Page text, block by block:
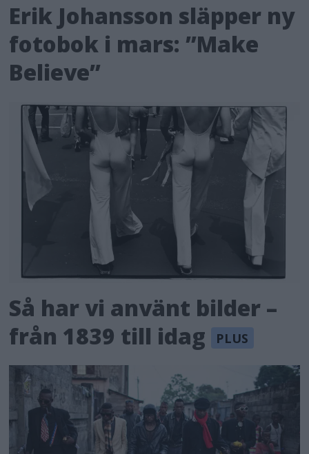
Erik Johansson släpper ny
fotobok i mars: ”Make
Believe”
Så har vi använt bilder –
från 1839 till idag